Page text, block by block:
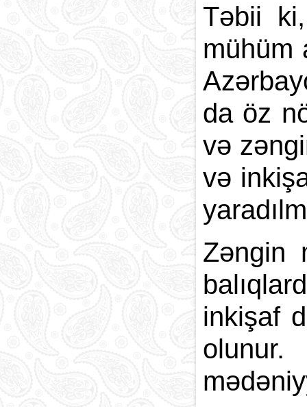
Təbii
mühüm
da öz
və
və
Zəngin
inkişaf